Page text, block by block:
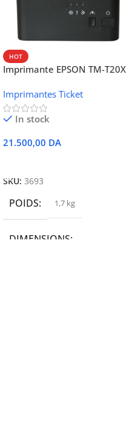
HOT
Imprimante EPSON TM-T20X
Ethernet
Imprimantes Ticket
In stock
21.500,00 DA
SKU: 3693
POIDS 1,7 kg
DIMENSIONS